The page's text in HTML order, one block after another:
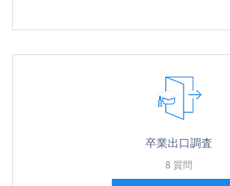
卒業出口調査
8 質問